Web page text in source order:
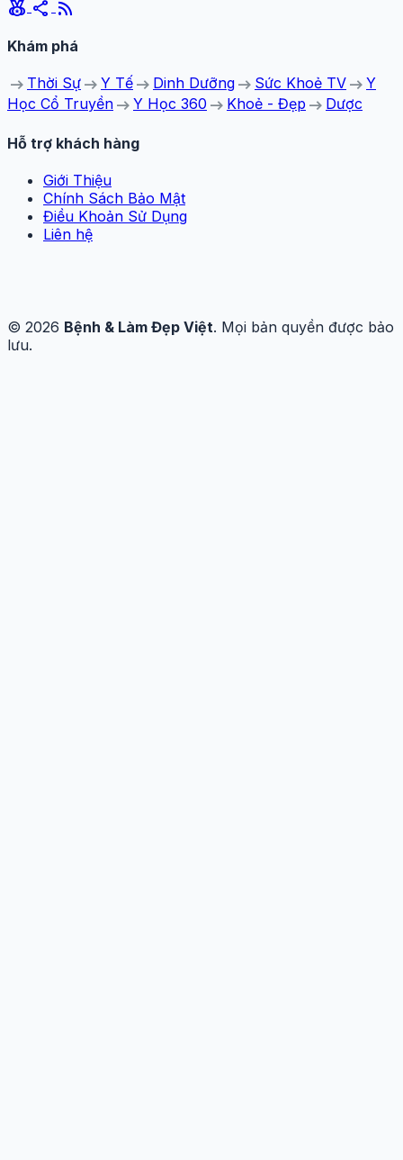
social_leaderboard share rss_feed
Khám phá
arrow_right_alt Thời Sự arrow_right_alt Y Tế arrow_right_alt Dinh Dưỡng arrow_right_alt Sức Khoẻ TV arrow_right_alt Y
Học Cổ Truyền arrow_right_alt Y Học 360 arrow_right_alt Khoẻ - Đẹp arrow_right_alt Dược
Hỗ trợ khách hàng
Giới Thiệu
Chính Sách Bảo Mật
Điều Khoản Sử Dụng
Liên hệ
© 2026 Bệnh & Làm Đẹp Việt. Mọi bản quyền được bảo
lưu.